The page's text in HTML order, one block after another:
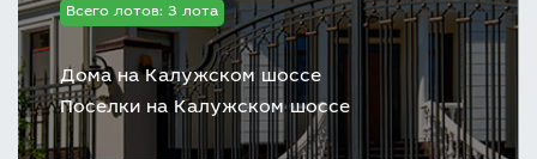
Всего лотов: 3 лота
Дома на Калужском шоссе
Поселки на Калужском шоссе